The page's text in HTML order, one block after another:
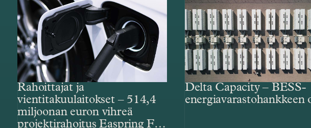
Rahoittajat ja
vientitakuulaitokset – 514,4
miljoonan euron vihreä
projektirahoitus Easpring Finland
Delta Capacity – BESS-
energiavarastohankkeen